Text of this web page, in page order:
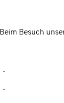
Beim Besuch